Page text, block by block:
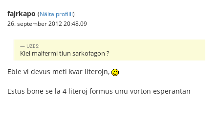
fajrkapo (Näita profiili)
26. september 2012 20:48.09
UZES:
Kiel malfermi tiun sarkofagon ?
Eble vi devus meti kvar literojn,
Estus bone se la 4 literoj formus unu vorton esperantan